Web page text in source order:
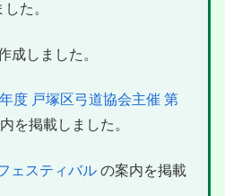
た。
成しました。
度 戸塚区弓道協会主催 第
を掲載しました。
ェスティバル の案内を掲載